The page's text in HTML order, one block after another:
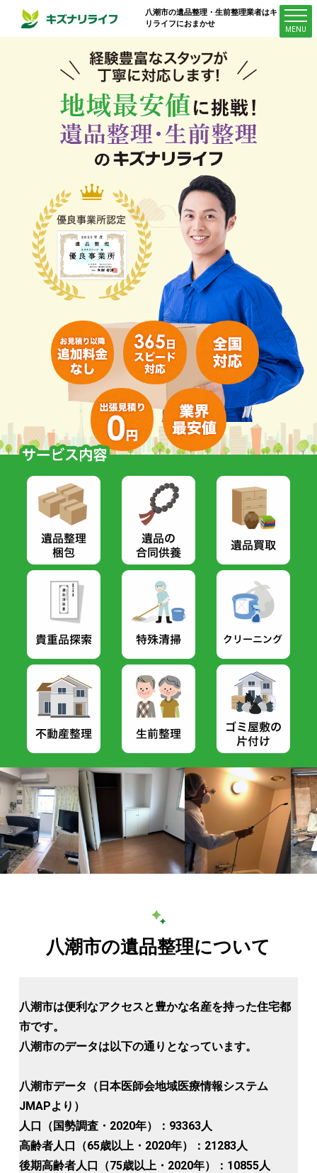
八潮市の遺品整理・生前整理業者はキズナ
リライフにおまかせ
八潮市の遺品整理について
八潮市は便利なアクセスと豊かな名産を持った住宅都
市です。
八潮市のデータは以下の通りとなっています。
八潮市データ（日本医師会地域医療情報システム
JMAPより）
人口（国勢調査・2020年）：93363人
高齢者人口（65歳以上・2020年）：21283人
後期高齢者人口（75歳以上・2020年）：10855人